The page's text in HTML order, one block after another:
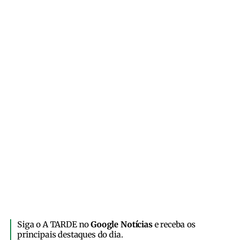
Siga o A TARDE noGoogle Notíciase receba os
principais destaques do dia.